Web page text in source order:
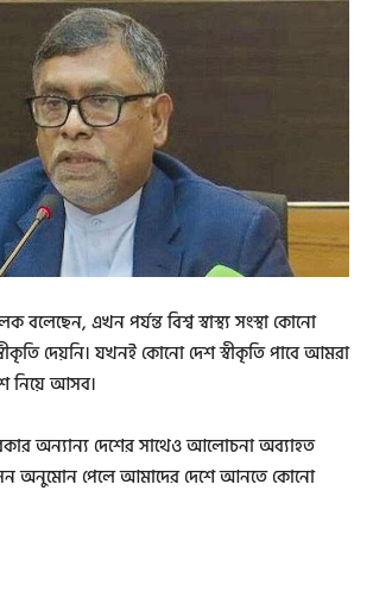
বলেছেন, এখন পর্যন্ত বিশ্ব স্বাস্থ্য সংস্থা কোনো
দেয়নি। যখনই কোনো দেশ স্বীকৃতি পাবে আমরা
নিয়ে আসব।
অন্যান্য দেশের সাথেও আলোচনা অব্যাহত
অনুমোন পেলে আমাদের দেশে আনতে কোনো